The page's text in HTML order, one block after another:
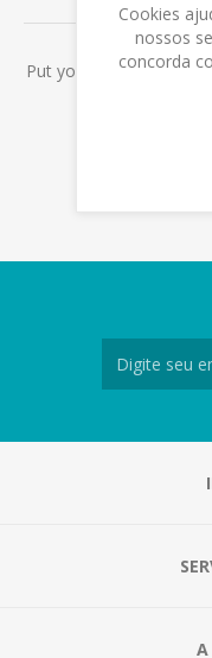
Put your login /
A
Cookies
nossos
concorda